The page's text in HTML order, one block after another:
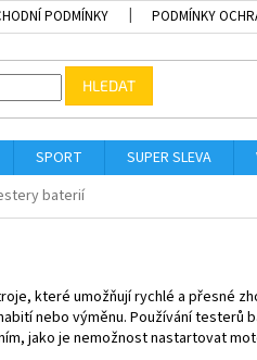
PODMÍNKY PODMÍNKY
HLEDAT
SPORT SUPER SLEVA
baterií
které umožňují rychlé a přesné
nebo výměnu. Používání
jako je nemožnost nastartovat